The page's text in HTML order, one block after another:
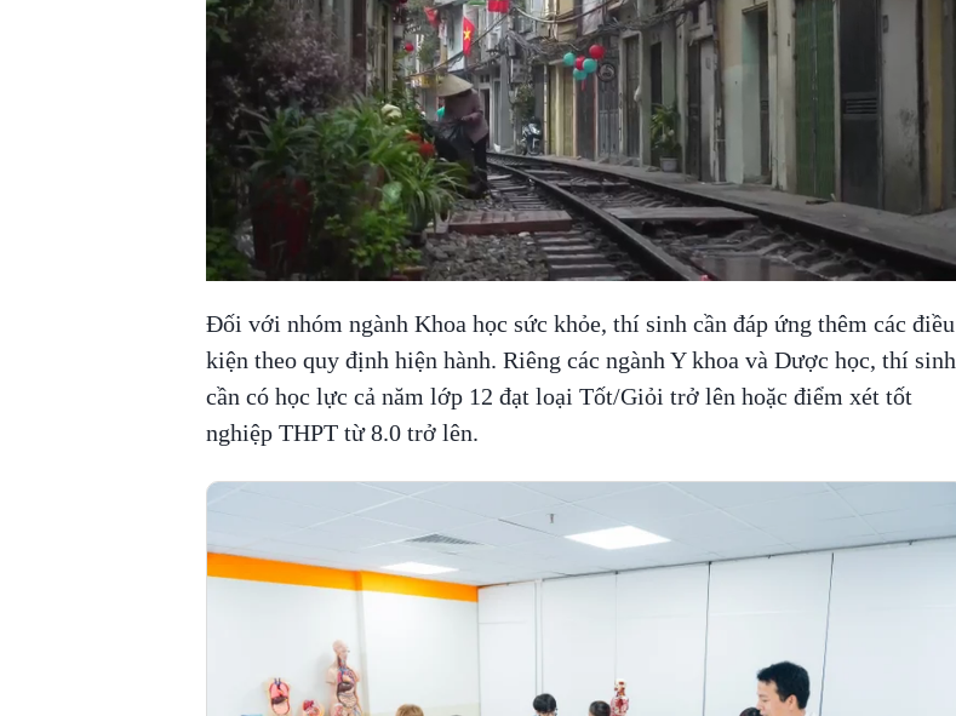
Đối với nhóm ngành Khoa học sức khỏe, thí sinh cần đáp ứng thêm các điều
kiện theo quy định hiện hành. Riêng các ngành Y khoa và Dược học, thí sinh
cần có học lực cả năm lớp 12 đạt loại Tốt/Giỏi trở lên hoặc điểm xét tốt
nghiệp THPT từ 8.0 trở lên.